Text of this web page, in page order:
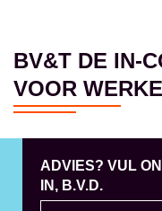
BV&T DE IN-
VOOR
ADVIES? VUL
IN, B.V.D.